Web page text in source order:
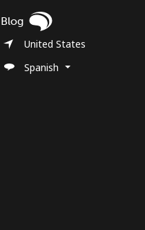
Blog
United States
Spanish